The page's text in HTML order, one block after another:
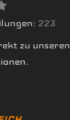
223
zu unseren
.